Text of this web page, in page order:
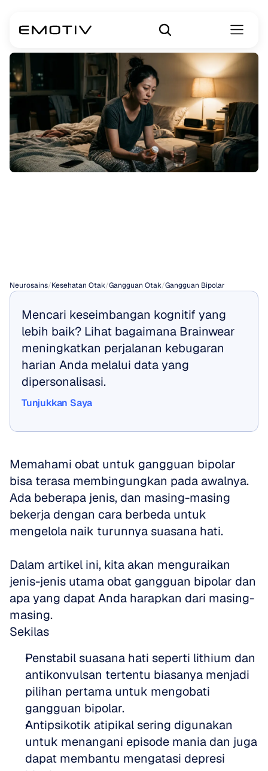
Neurosains/Kesehatan Otak/Gangguan Otak/Gangguan Bipolar
Mencari keseimbangan kognitif yang
lebih baik? Lihat bagaimana Brainwear
meningkatkan perjalanan kebugaran
harian Anda melalui data yang
dipersonalisasi.
Tunjukkan Saya
Memahami obat untuk gangguan bipolar
bisa terasa membingungkan pada awalnya.
Ada beberapa jenis, dan masing-masing
bekerja dengan cara berbeda untuk
mengelola naik turunnya suasana hati.
Dalam artikel ini, kita akan menguraikan
jenis-jenis utama obat gangguan bipolar dan
apa yang dapat Anda harapkan dari masing-
masing.
Sekilas
Penstabil suasana hati seperti lithium dan
antikonvulsan tertentu biasanya menjadi
pilihan pertama untuk mengobati
gangguan bipolar.
Antipsikotik atipikal sering digunakan
untuk menangani episode mania dan juga
dapat membantu mengatasi depresi